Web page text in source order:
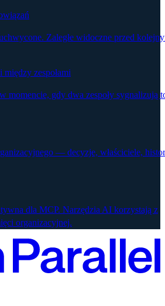
Zaległe widoczne przed
zespołami
momencie, gdy dwa zespoły sygnalizują
— decyzje, właściciele,
dla MCP. Narzędzia AI korzystają z
organizacyjnej.